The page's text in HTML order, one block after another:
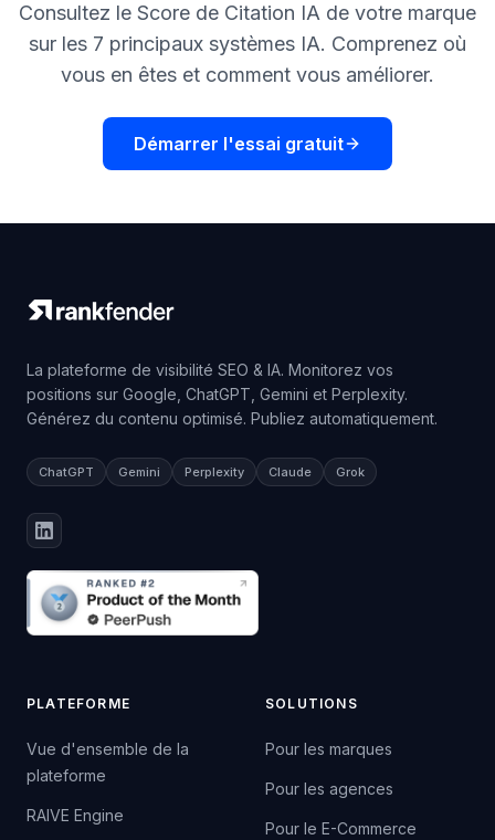
Consultez le Score de Citation IA de votre marque
sur les 7 principaux systèmes IA. Comprenez où
vous en êtes et comment vous améliorer.
Démarrer l'essai gratuit
La plateforme de visibilité SEO & IA. Monitorez vos
positions sur Google, ChatGPT, Gemini et Perplexity.
Générez du contenu optimisé. Publiez automatiquement.
ChatGPT Gemini Perplexity Claude Grok
PLATEFORME
Vue d'ensemble de la
plateforme
RAIVE Engine
SOLUTIONS
Pour les marques
Pour les agences
Pour le E-Commerce